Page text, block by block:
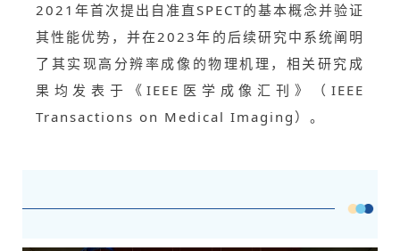
2021年首次提出自准直SPECT的基本概念并验证
其性能优势，并在2023年的后续研究中系统阐明
了其实现高分辨率成像的物理机理，相关研究成
果均发表于《IEEE医学成像汇刊》（IEEE
Transactions on Medical Imaging）。